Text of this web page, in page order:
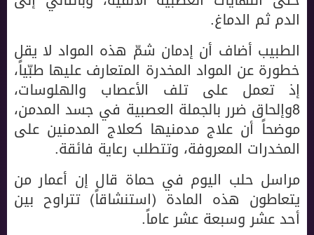
الدم ثم الدماغ.
الطبيب أضاف أن إدمان شمّ هذه المواد لا يقل
خطورة عن المواد المخدرة المتعارف عليها طبّياً،
إذ تعمل على تلف الأعصاب والهلوسات،
8وإلحاق ضرر بالجملة العصبية في جسد المدمن،
موضحاً أن علاج مدمنيها كعلاج المدمنين على
المخدرات المعروفة، وتتطلب رعاية فائقة.
مراسل حلب اليوم في حماة قال إن أعمار من
يتعاطون هذه المادة (استنشاقاً) تتراوح بين
أحد عشر وسبعة عشر عاماً.